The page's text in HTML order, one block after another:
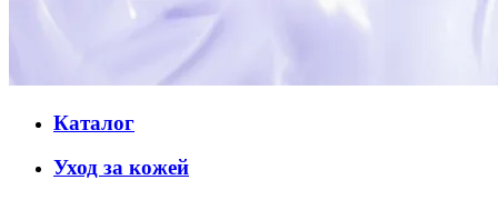
Каталог
Уход за кожей